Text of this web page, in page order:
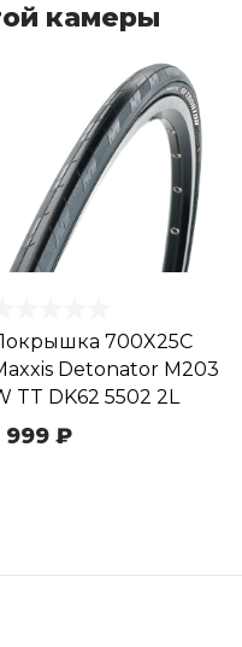
камеры
700X25C
Detonator M203
TT DK62 5502 2L
999 ₽